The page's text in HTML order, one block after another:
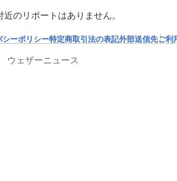
近のリポートはありません。
シーポリシー特定商取引法の表記外部送信先ご利
ウェザーニュース